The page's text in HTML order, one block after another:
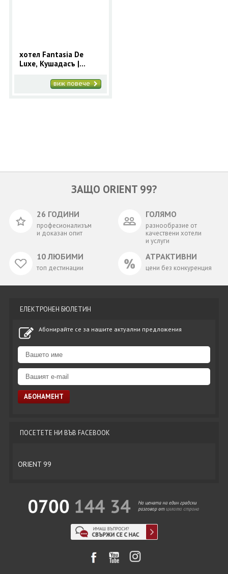
0700 144 34
хотел Fantasia De
Luxe, Кушадасъ |
2025 за Кушадасъ с 9
виж повече
ЗАЩО ORIENT 99?
26 ГОДИНИ
професионализъм
и доказан опит
ГОЛЯМО
разнообразие от
качествени хотели
и услуги
10 ЛЮБИМИ
топ дестинации
АТРАКТИВНИ
цени без конкуренция
ЕЛЕКТРОНЕН БЮЛЕТИН
Абонирайте се за нашите актуални предложения
ПОСЕТЕТЕ НИ ВЪВ FACEBOOK
ORIENT 99